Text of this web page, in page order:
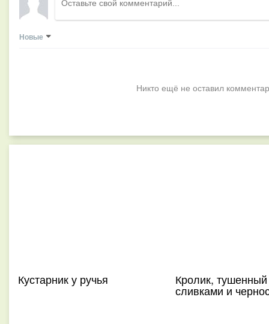
Новые
Никто ещё не оставил
Кустарник у ручья Кролик,
сливками и